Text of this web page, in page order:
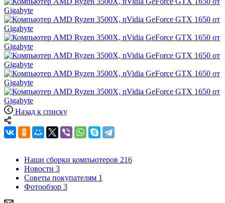
Назад к списку
Наши сборки компьютеров 216
Новости 3
Советы покупателям 1
Фотообзор 3